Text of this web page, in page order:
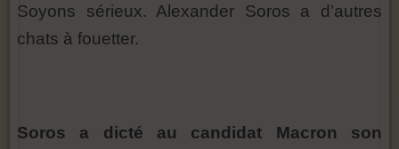
Soyons sérieux. Alexander Soros a d’autres
chats à fouetter.
Soros a dicté au candidat Macron son